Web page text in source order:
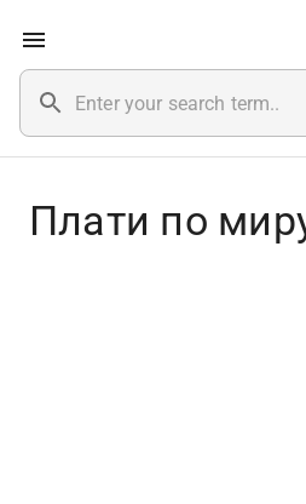
Плати по